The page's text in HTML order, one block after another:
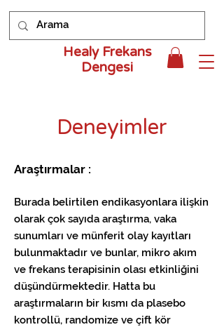
Healy Frekans
Dengesi
Deneyimler
Araştırmalar :
Burada belirtilen endikasyonlara ilişkin
olarak çok sayıda araştırma, vaka
sunumları ve münferit olay kayıtları
bulunmaktadır ve bunlar, mikro akım
ve frekans terapisinin olası etkinliğini
düşündürmektedir. Hatta bu
araştırmaların bir kısmı da plasebo
kontrollü, randomize ve çift kör